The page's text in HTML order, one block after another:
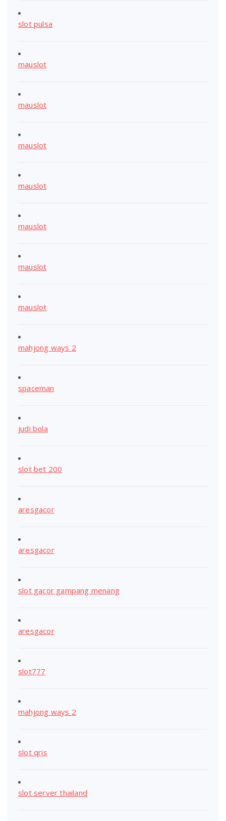
slot pulsa
mauslot
mauslot
mauslot
mauslot
mauslot
mauslot
mauslot
mahjong ways 2
spaceman
judi bola
slot bet 200
aresgacor
aresgacor
slot gacor gampang menang
aresgacor
slot777
mahjong ways 2
slot qris
slot server thailand